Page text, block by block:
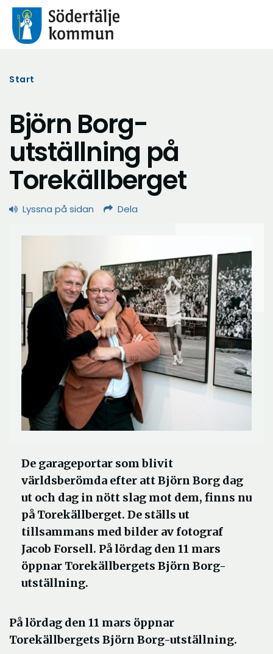
Start
Björn Borg-
utställning på
Torekällberget
Lyssna på sidan Dela
De garageportar som blivit
världsberömda efter att Björn Borg dag
ut och dag in nött slag mot dem, finns nu
på Torekällberget. De ställs ut
tillsammans med bilder av fotograf
Jacob Forsell. På lördag den 11 mars
öppnar Torekällbergets Björn Borg-
utställning.
På lördag den 11 mars öppnar
Torekällbergets Björn Borg-utställning.